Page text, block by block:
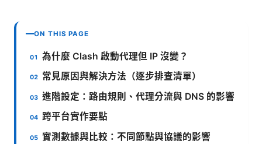
ON THIS PAGE
為什麼 Clash 啟動代理但 IP 沒變？
常見原因與解決方法（逐步排查清單）
進階設定：路由規則、代理分流與 DNS 的影響
跨平台實作要點
實測數據與比較：不同節點與協議的影響